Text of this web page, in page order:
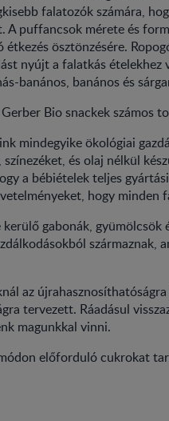
falatozók számára,
A puffancsok mérete és
étkezés ösztönzésére.
nyújt a falatkás ételekhez
banános, banános és
Bio snackek számos
mindegyike ökológiai
, színezéket, és olaj nélkül
a bébiételek teljes
hogy minden
kerülő gabonák,
származnak,
az
tervezett. Ráadásul
magunkkal vinni.
előforduló cukrokat